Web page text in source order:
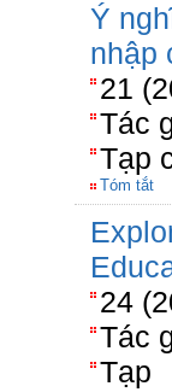
Ý
nhập
21
Tác
Tạp
Tóm tắt
24
Tác
Tạp